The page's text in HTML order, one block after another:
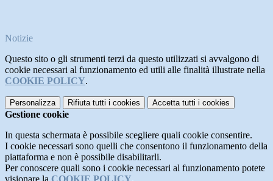
Notizie
Questo sito o gli strumenti terzi da questo utilizzati si avvalgono di
cookie necessari al funzionamento ed utili alle finalità illustrate nella
COOKIE POLICY.
Personalizza Rifiuta tutti i cookies Accetta tutti i cookies
Gestione cookie
In questa schermata è possibile scegliere quali cookie consentire.
I cookie necessari sono quelli che consentono il funzionamento della
piattaforma e non è possibile disabilitarli.
Per conoscere quali sono i cookie necessari al funzionamento potete